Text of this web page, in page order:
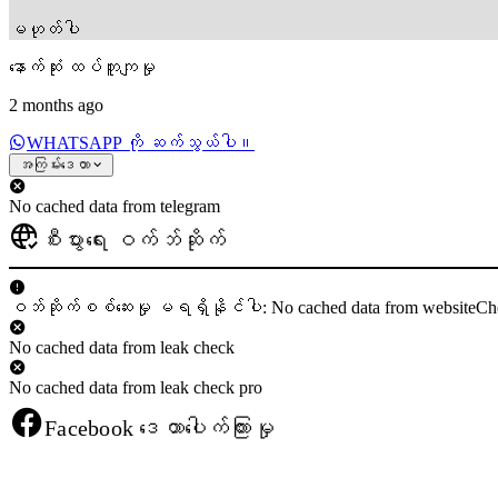
မဟုတ်ပါ
နောက်ဆုံး ထပ်တူကျမှု
2 months ago
WHATSAPP ကို ဆက်သွယ်ပါ။
အကြမ်းဒေတာ
No cached data from telegram
စီးပွားရေး ဝက်ဘ်ဆိုက်
ဝဘ်ဆိုက်စစ်ဆေးမှု မရရှိနိုင်ပါ: No cached data from
No cached data from leak check
No cached data from leak check pro
Facebook ဒေတာပေါက်ကြားမှု